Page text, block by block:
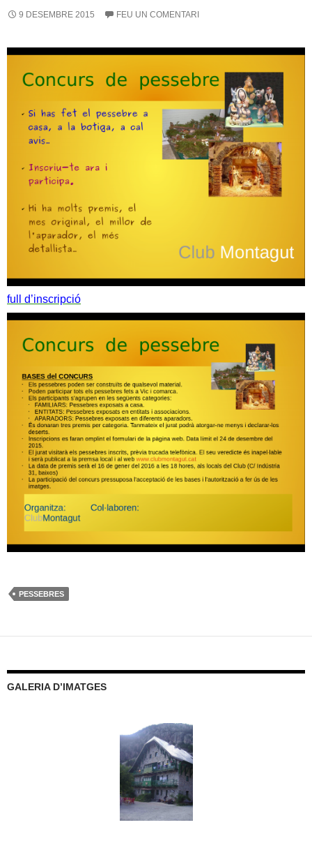
9 DESEMBRE 2015 FEU UN COMENTARI
full d’inscripció
PESSEBRES
GALERIA D’IMATGES